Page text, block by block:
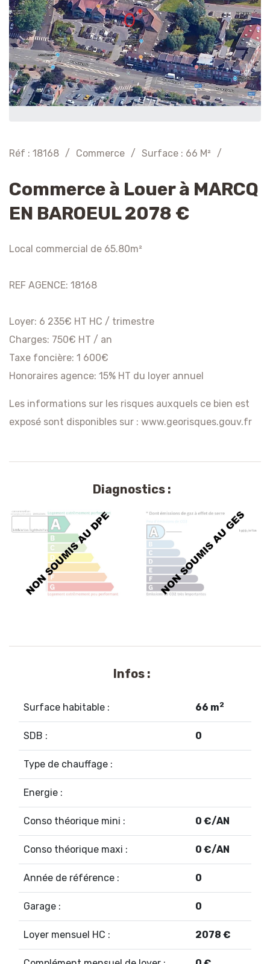
Réf : 18168 / Commerce / Surface : 66 M² /
Commerce à Louer à MARCQ
EN BAROEUL 2078 €
Local commercial de 65.80m²
REF AGENCE: 18168
Loyer: 6 235€ HT HC / trimestre
Charges: 750€ HT / an
Taxe foncière: 1 600€
Honoraires agence: 15% HT du loyer annuel
Les informations sur les risques auxquels ce bien est
exposé sont disponibles sur : www.georisques.gouv.fr
Diagnostics :
Infos :
Surface habitable : 66 m2
SDB : 0
Type de chauffage :
Energie :
Conso théorique mini : 0 €/AN
Conso théorique maxi : 0 €/AN
Année de référence : 0
Garage : 0
Loyer mensuel HC : 2078 €